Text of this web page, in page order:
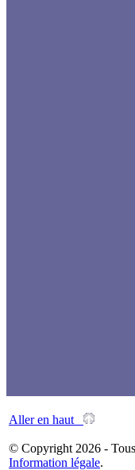
Aller en haut
© Copyright 2026 -
Information légale.